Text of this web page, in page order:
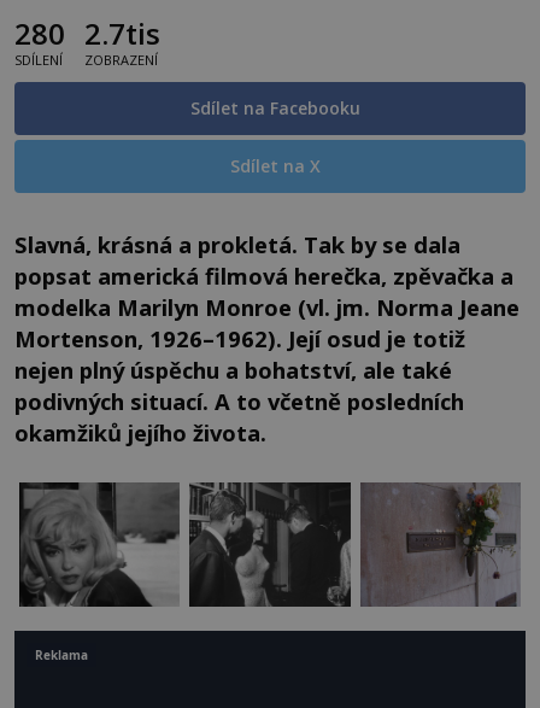
280
SDÍLENÍ
2.7tis
ZOBRAZENÍ
Sdílet na Facebooku
Sdílet na X
Slavná, krásná a prokletá. Tak by se dala
popsat americká filmová herečka, zpěvačka a
modelka Marilyn Monroe (vl. jm. Norma Jeane
Mortenson, 1926–1962). Její osud je totiž
nejen plný úspěchu a bohatství, ale také
podivných situací. A to včetně posledních
okamžiků jejího života.
Reklama